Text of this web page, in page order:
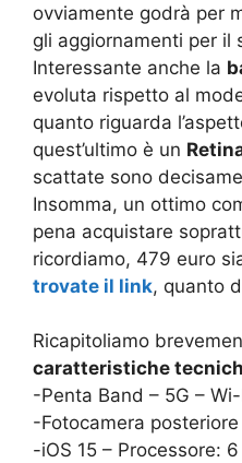
ovviamente godrà per
gli aggiornamenti per il
Interessante anche la
evoluta rispetto al
quanto riguarda
quest’ultimo è un
scattate sono
Insomma, un ottimo
pena acquistare
ricordiamo, 479 euro
trovate il link, quanto
Ricapitoliamo
caratteristiche
-Penta Band – 5G –
-Fotocamera
-iOS 15 – Processore: